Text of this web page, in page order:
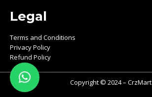
Legal
Terms and Conditions
Privacy Policy
Refund Policy
Copyright © 2024 – CrzMart